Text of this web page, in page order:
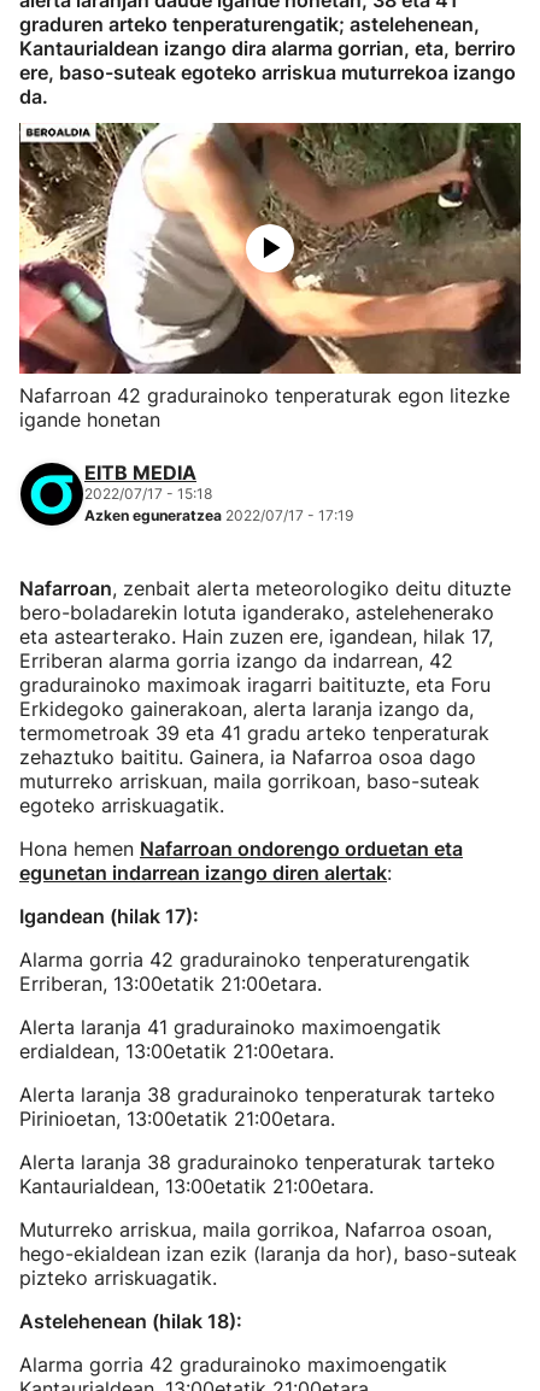
graduren arteko tenperaturengatik; astelehenean,
Kantaurialdean izango dira alarma gorrian, eta, berriro
ere, baso-suteak egoteko arriskua muturrekoa izango
da.
Nafarroan 42 gradurainoko tenperaturak egon litezke
igande honetan
EITB MEDIA
2022/07/17 - 15:18
Azken eguneratzea 2022/07/17 - 17:19
Nafarroan, zenbait alerta meteorologiko deitu dituzte
bero-boladarekin lotuta iganderako, astelehenerako
eta astearterako. Hain zuzen ere, igandean, hilak 17,
Erriberan alarma gorria izango da indarrean, 42
gradurainoko maximoak iragarri baitituzte, eta Foru
Erkidegoko gainerakoan, alerta laranja izango da,
termometroak 39 eta 41 gradu arteko tenperaturak
zehaztuko baititu. Gainera, ia Nafarroa osoa dago
muturreko arriskuan, maila gorrikoan, baso-suteak
egoteko arriskuagatik.
Hona hemen Nafarroan ondorengo orduetan eta
egunetan indarrean izango diren alertak:
Igandean (hilak 17):
Alarma gorria 42 gradurainoko tenperaturengatik
Erriberan, 13:00etatik 21:00etara.
Alerta laranja 41 gradurainoko maximoengatik
erdialdean, 13:00etatik 21:00etara.
Alerta laranja 38 gradurainoko tenperaturak tarteko
Pirinioetan, 13:00etatik 21:00etara.
Alerta laranja 38 gradurainoko tenperaturak tarteko
Kantaurialdean, 13:00etatik 21:00etara.
Muturreko arriskua, maila gorrikoa, Nafarroa osoan,
hego-ekialdean izan ezik (laranja da hor), baso-suteak
pizteko arriskuagatik.
Astelehenean (hilak 18):
Alarma gorria 42 gradurainoko maximoengatik